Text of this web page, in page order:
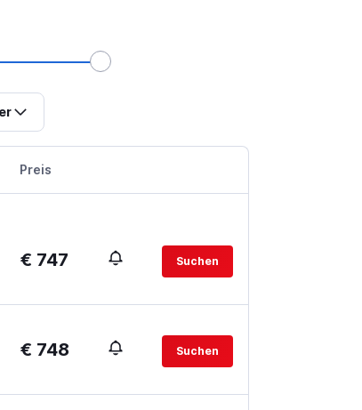
Preis
€ 747 Suchen
€ 748 Suchen